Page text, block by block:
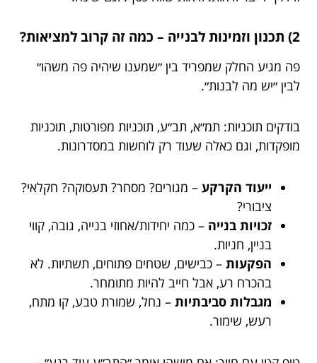
2) תכנון וזמינות לבנייה – כמה זה קרוב למציאות?
פה מגיע החלק שמפריד בין ״שמענו שיהיה פה משהו״
לבין ״יש מה לבנות״.
בודקים תוכניות: תמ״א, תב״ע, תוכניות מפורטות, תוכניות
מופקדות, וגם כאלה שעוד רק לוחשות במסדרונות.
ייעוד הקרקע – מגורים? מסחר? תעסוקה? חקלאי?
ציבורי?
זכויות בנייה – כמה יחידות/אחוזי בנייה, גובה, קווי
בניין, חניות.
הפקעות – כבישים, שטחים פתוחים, תשתיות. לא
בהכרח רע, אבל חייב להיות מתומחר.
מגבלות סביבתיות – נחל, שמורת טבע, קו מתח,
רעש, שימור.